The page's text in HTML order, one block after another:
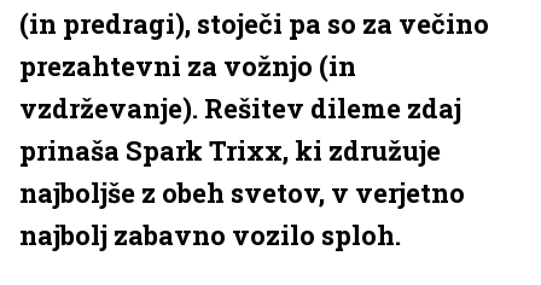
(in predragi), stoječi pa so za večino
prezahtevni za vožnjo (in
vzdrževanje). Rešitev dileme zdaj
prinaša Spark Trixx, ki združuje
najboljše z obeh svetov, v verjetno
najbolj zabavno vozilo sploh.